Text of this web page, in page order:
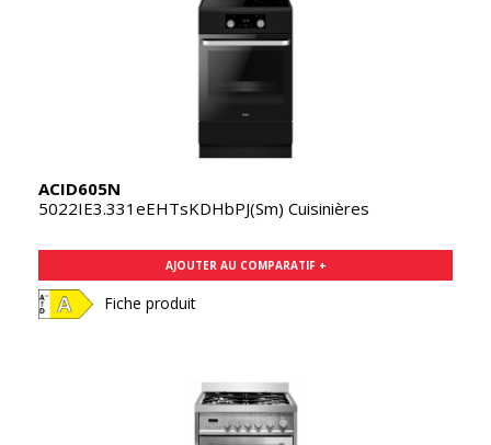
ACID605N
5022IE3.331eEHTsKDHbPJ(Sm) Cuisinières
AJOUTER AU COMPARATIF +
Fiche produit